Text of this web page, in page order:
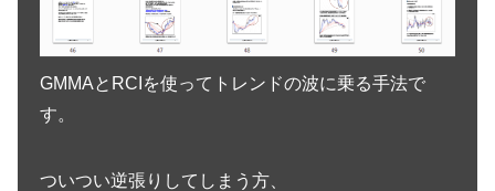
GMMAとRCIを使ってトレンドの波に乗る手法で
す。
ついつい逆張りしてしまう方、